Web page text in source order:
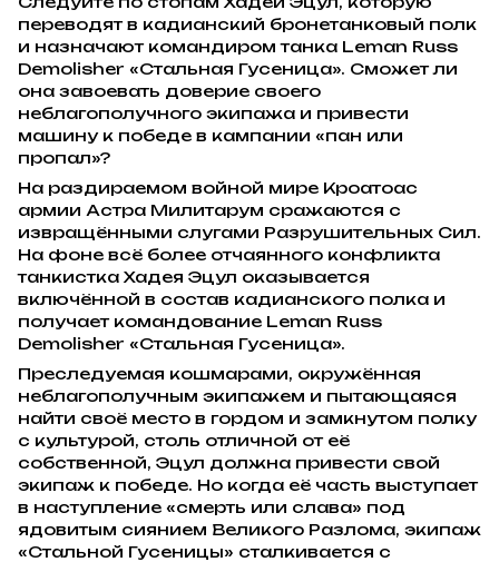
переводят в кадианский бронетанковый полк
и назначают командиром танка Leman Russ
Demolisher «Стальная Гусеница». Сможет ли
она завоевать доверие своего
неблагополучного экипажа и привести
машину к победе в кампании «пан или
пропал»?
На раздираемом войной мире Кроатоас
армии Астра Милитарум сражаются с
извращёнными слугами Разрушительных Сил.
На фоне всё более отчаянного конфликта
танкистка Хадея Эцул оказывается
включённой в состав кадианского полка и
получает командование Leman Russ
Demolisher «Стальная Гусеница».
Преследуемая кошмарами, окружённая
неблагополучным экипажем и пытающаяся
найти своё место в гордом и замкнутом полку
с культурой, столь отличной от её
собственной, Эцул должна привести свой
экипаж к победе. Но когда её часть выступает
в наступление «смерть или слава» под
ядовитым сиянием Великого Разлома, экипаж
«Стальной Гусеницы» сталкивается с